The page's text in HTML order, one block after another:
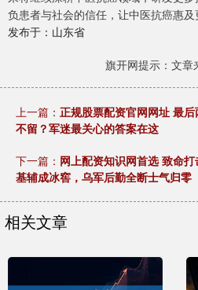
负患者与社会的信任，让中医抗癌惠及
发布于：山东省
旗开网提示：文章
上一篇： 正规股票配资官网网址 最
不留？军迷最关心的答案在这
下一篇： 网上配资知识网首选 致命
基辅成冰窖，乌军后勤全断士气归零
相关文章